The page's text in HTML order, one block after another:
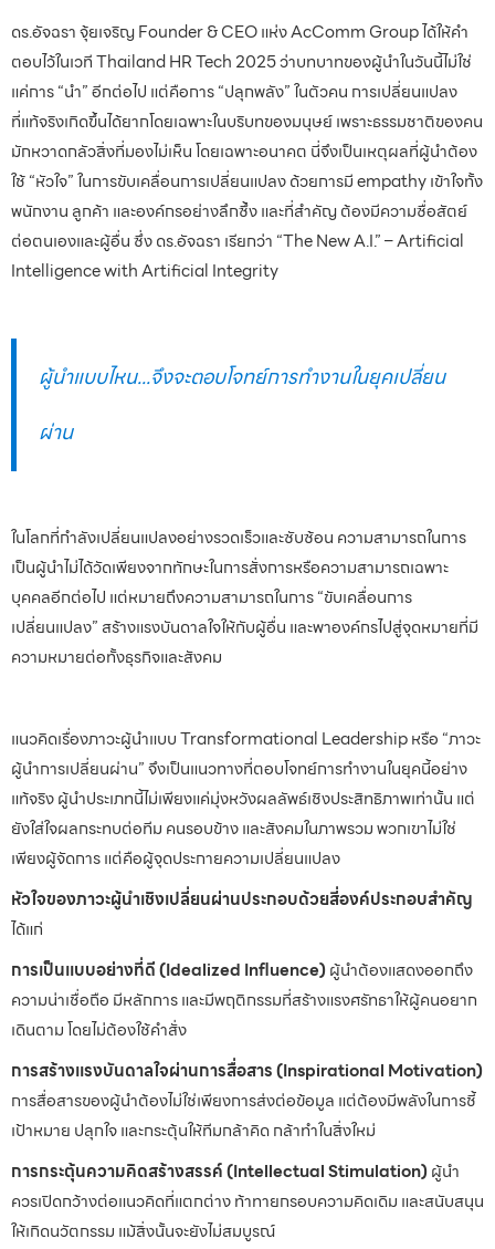
ดร.อัจฉรา จุ้ยเจริญ Founder & CEO แห่ง AcComm Group ได้ให้คำ
ตอบไว้ในเวที Thailand HR Tech 2025 ว่าบทบาทของผู้นำในวันนี้ไม่ใช่
แค่การ “นำ” อีกต่อไป แต่คือการ “ปลุกพลัง” ในตัวคน การเปลี่ยนแปลง
ที่แท้จริงเกิดขึ้นได้ยากโดยเฉพาะในบริบทของมนุษย์ เพราะธรรมชาติของคน
มักหวาดกลัวสิ่งที่มองไม่เห็น โดยเฉพาะอนาคต นี่จึงเป็นเหตุผลที่ผู้นำต้อง
ใช้ “หัวใจ” ในการขับเคลื่อนการเปลี่ยนแปลง ด้วยการมี empathy เข้าใจทั้ง
พนักงาน ลูกค้า และองค์กรอย่างลึกซึ้ง และที่สำคัญ ต้องมีความซื่อสัตย์
ต่อตนเองและผู้อื่น ซึ่ง ดร.อัจฉรา เรียกว่า “The New A.I.” – Artificial
Intelligence with Artificial Integrity
ผู้นำแบบไหน...จึงจะตอบโจทย์การทำงานในยุคเปลี่ยน
ผ่าน
ในโลกที่กำลังเปลี่ยนแปลงอย่างรวดเร็วและซับซ้อน ความสามารถในการ
เป็นผู้นำไม่ได้วัดเพียงจากทักษะในการสั่งการหรือความสามารถเฉพาะ
บุคคลอีกต่อไป แต่หมายถึงความสามารถในการ “ขับเคลื่อนการ
เปลี่ยนแปลง” สร้างแรงบันดาลใจให้กับผู้อื่น และพาองค์กรไปสู่จุดหมายที่มี
ความหมายต่อทั้งธุรกิจและสังคม
แนวคิดเรื่องภาวะผู้นำแบบ Transformational Leadership หรือ “ภาวะ
ผู้นำการเปลี่ยนผ่าน” จึงเป็นแนวทางที่ตอบโจทย์การทำงานในยุคนี้อย่าง
แท้จริง ผู้นำประเภทนี้ไม่เพียงแค่มุ่งหวังผลลัพธ์เชิงประสิทธิภาพเท่านั้น แต่
ยังใส่ใจผลกระทบต่อทีม คนรอบข้าง และสังคมในภาพรวม พวกเขาไม่ใช่
เพียงผู้จัดการ แต่คือผู้จุดประกายความเปลี่ยนแปลง
หัวใจของภาวะผู้นำเชิงเปลี่ยนผ่านประกอบด้วยสี่องค์ประกอบสำคัญ
ได้แก่
การเป็นแบบอย่างที่ดี (Idealized Influence)ผู้นำต้องแสดงออกถึง
ความน่าเชื่อถือ มีหลักการ และมีพฤติกรรมที่สร้างแรงศรัทธาให้ผู้คนอยาก
เดินตาม โดยไม่ต้องใช้คำสั่ง
การสร้างแรงบันดาลใจผ่านการสื่อสาร (Inspirational Motivation)
การสื่อสารของผู้นำต้องไม่ใช่เพียงการส่งต่อข้อมูล แต่ต้องมีพลังในการชี้
เป้าหมาย ปลุกใจ และกระตุ้นให้ทีมกล้าคิด กล้าทำในสิ่งใหม่
การกระตุ้นความคิดสร้างสรรค์ (Intellectual Stimulation)ผู้นำ
ควรเปิดกว้างต่อแนวคิดที่แตกต่าง ท้าทายกรอบความคิดเดิม และสนับสนุน
ให้เกิดนวัตกรรม แม้สิ่งนั้นจะยังไม่สมบูรณ์